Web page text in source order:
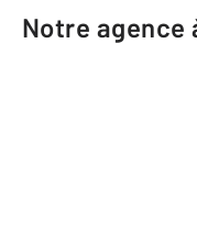
Notre agence